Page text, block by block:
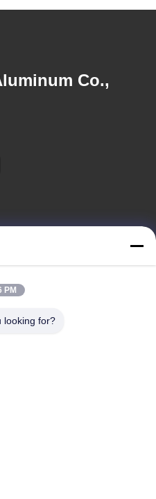
Co.,
Nanhai Foshan Guangdong
PM
looking for?